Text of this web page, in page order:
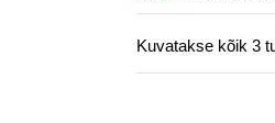
Kuvatakse kõik 3